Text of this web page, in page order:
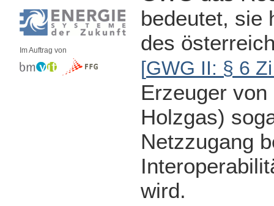
Im Auftrag von
bedeutet, sie
des
[GWG II: § 6
Erzeuger
Holzgas)
Netzzugang
wird.